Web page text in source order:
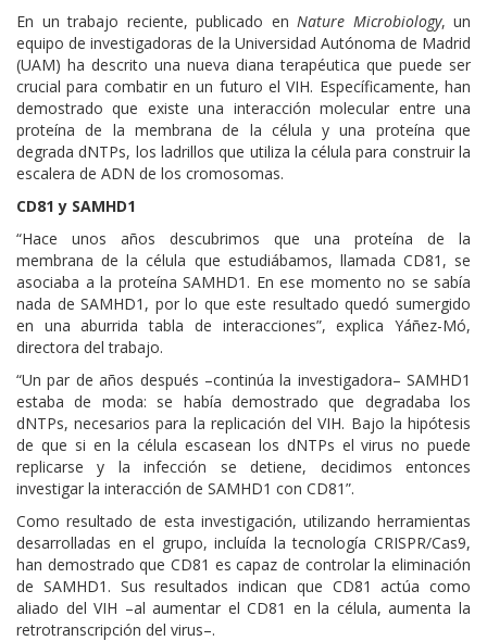
En un trabajo reciente, publicado en Nature Microbiology, un
equipo de investigadoras de la Universidad Autónoma de Madrid
(UAM) ha descrito una nueva diana terapéutica que puede ser
crucial para combatir en un futuro el VIH. Específicamente, han
demostrado que existe una interacción molecular entre una
proteína de la membrana de la célula y una proteína que
degrada dNTPs, los ladrillos que utiliza la célula para construir la
escalera de ADN de los cromosomas.
CD81 y SAMHD1
“Hace unos años descubrimos que una proteína de la
membrana de la célula que estudiábamos, llamada CD81, se
asociaba a la proteína SAMHD1. En ese momento no se sabía
nada de SAMHD1, por lo que este resultado quedó sumergido
en una aburrida tabla de interacciones”, explica Yáñez-Mó,
directora del trabajo.
“Un par de años después –continúa la investigadora– SAMHD1
estaba de moda: se había demostrado que degradaba los
dNTPs, necesarios para la replicación del VIH. Bajo la hipótesis
de que si en la célula escasean los dNTPs el virus no puede
replicarse y la infección se detiene, decidimos entonces
investigar la interacción de SAMHD1 con CD81”.
Como resultado de esta investigación, utilizando herramientas
desarrolladas en el grupo, incluída la tecnología CRISPR/Cas9,
han demostrado que CD81 es capaz de controlar la eliminación
de SAMHD1. Sus resultados indican que CD81 actúa como
aliado del VIH –al aumentar el CD81 en la célula, aumenta la
retrotranscripción del virus–.